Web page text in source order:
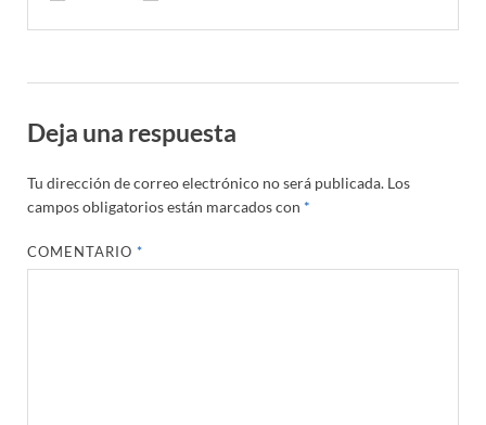
Deja una respuesta
Tu dirección de correo electrónico no será publicada. Los
campos obligatorios están marcados con *
COMENTARIO*